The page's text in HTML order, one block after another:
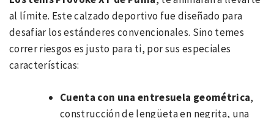
al límite. Este calzado deportivo fue diseñado para
desafiar los estánderes convencionales. Sino temes
correr riesgos es justo para ti, por sus especiales
características:
Cuenta con una entresuela geométrica,
construcción de lengüeta en negrita, una